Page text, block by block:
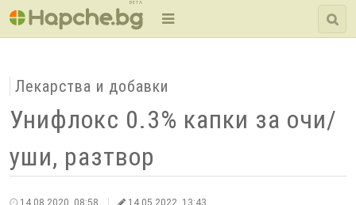
BETA
Лекарства и добавки
Унифлокс 0.3% капки за очи/
уши, разтвор
14.08.2020, 08:58 14.05.2022, 13:43